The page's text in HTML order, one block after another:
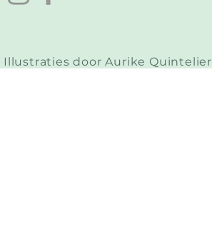
Illustraties door Aurike Quintelier